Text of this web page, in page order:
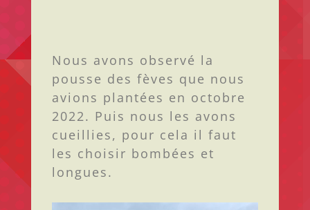
Nous avons observé la
pousse des fèves que nous
avions plantées en octobre
2022. Puis nous les avons
cueillies, pour cela il faut
les choisir bombées et
longues.